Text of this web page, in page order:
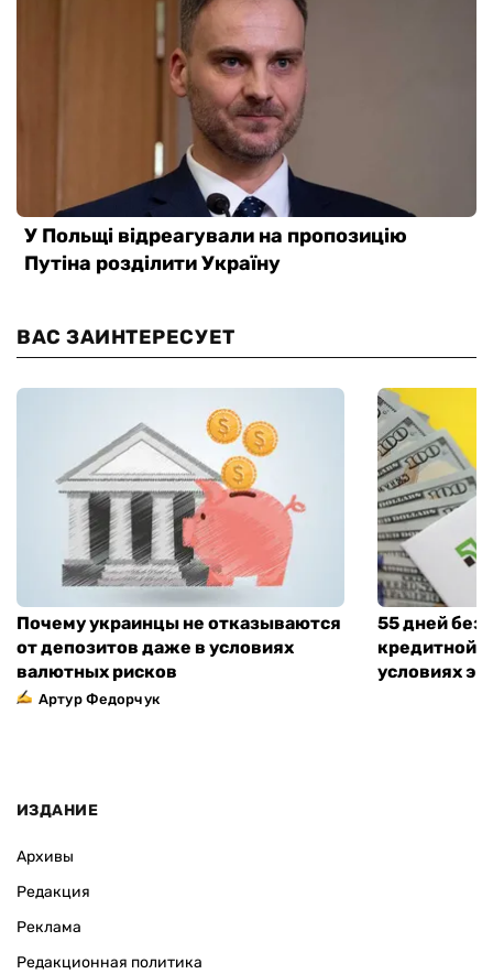
ВАС ЗАИНТЕРЕСУЕТ
Почему украинцы не отказываются
от депозитов даже в условиях
валютных рисков
Артур Федорчук
55 дней без
кредитной
условиях
ИЗДАНИЕ
Архивы
Редакция
Реклама
Редакционная политика